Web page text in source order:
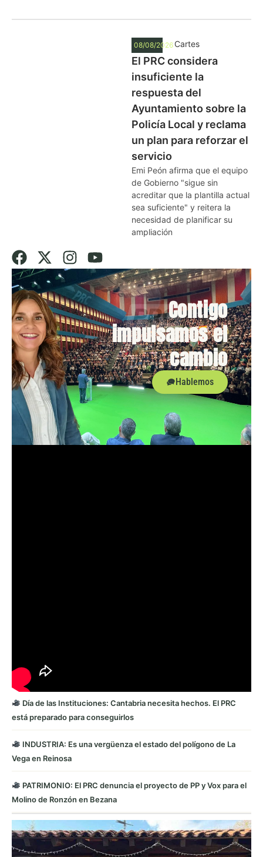
08/08/2026 Cartes
El PRC considera
insuficiente la
respuesta del
Ayuntamiento sobre la
Policía Local y reclama
un plan para reforzar el
servicio
Emi Peón afirma que el equipo
de Gobierno "sigue sin
acreditar que la plantilla actual
sea suficiente" y reitera la
necesidad de planificar su
ampliación
Contigo
impulsamos el
cambio
Hablemos
Día de las Instituciones: Cantabria necesita hechos. El PRC
está preparado para conseguirlos
INDUSTRIA: Es una vergüenza el estado del polígono de La
Vega en Reinosa
PATRIMONIO: El PRC denuncia el proyecto de PP y Vox para el
Molino de Ronzón en Bezana